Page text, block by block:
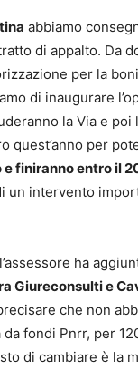
abbiamo
di appalto. Da
per la
di inaugurare
la Via e
quest’anno per
finiranno entro il
un intervento
ha
Giureconsulti e
che non
fondi Pnrr, per
di cambiare è